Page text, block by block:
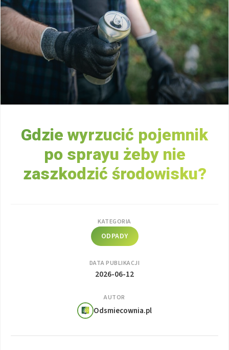
Gdzie wyrzucić pojemnik
po sprayu żeby nie
zaszkodzić środowisku?
KATEGORIA
ODPADY
DATA PUBLIKACJI
2026-06-12
AUTOR
Odsmiecownia.pl